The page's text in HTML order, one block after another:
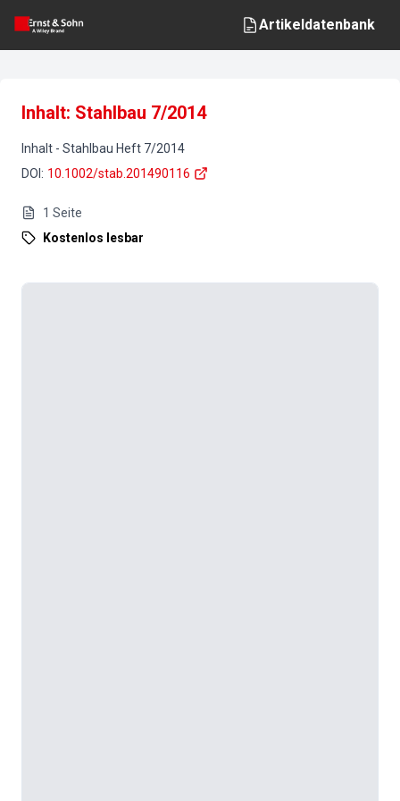
Artikeldatenbank
Inhalt: Stahlbau 7/2014
Inhalt - Stahlbau Heft 7/2014
DOI : 10.1002/stab.201490116
1 Seite
Kostenlos lesbar